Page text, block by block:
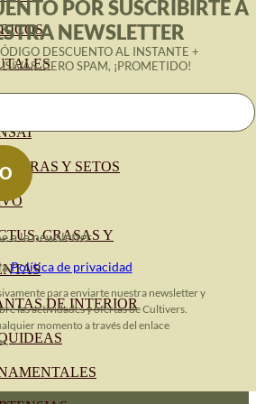
Y SETOS
CRASAS Y
DE INTERIOR
POR SUSCRIBIRTE A
NEWSLETTER
DESCUENTO AL INSTANTE +
CERO SPAM, ¡PROMETIDO!
a la newsletter
Política de privacidad
para enviarte nuestra newsletter y
las actividades y ofertas de Cultivers.
momento a través del enlace